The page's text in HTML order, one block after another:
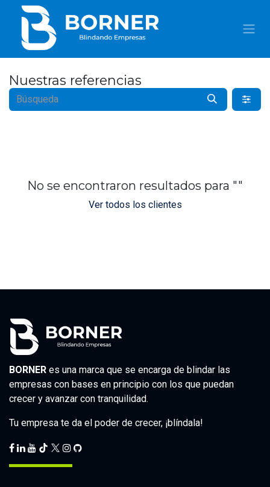
IR AL CONTENIDO
Nuestras referencias
No se encontraron resultados para ""
Ver todos los clientes
BORNER es una marca que se encarga de blindar las
empresas con bases en principio con los que puedan
crecer y avanzar con tranquilidad.
Tu empresa te da el poder de crecer, ¡blíndala!